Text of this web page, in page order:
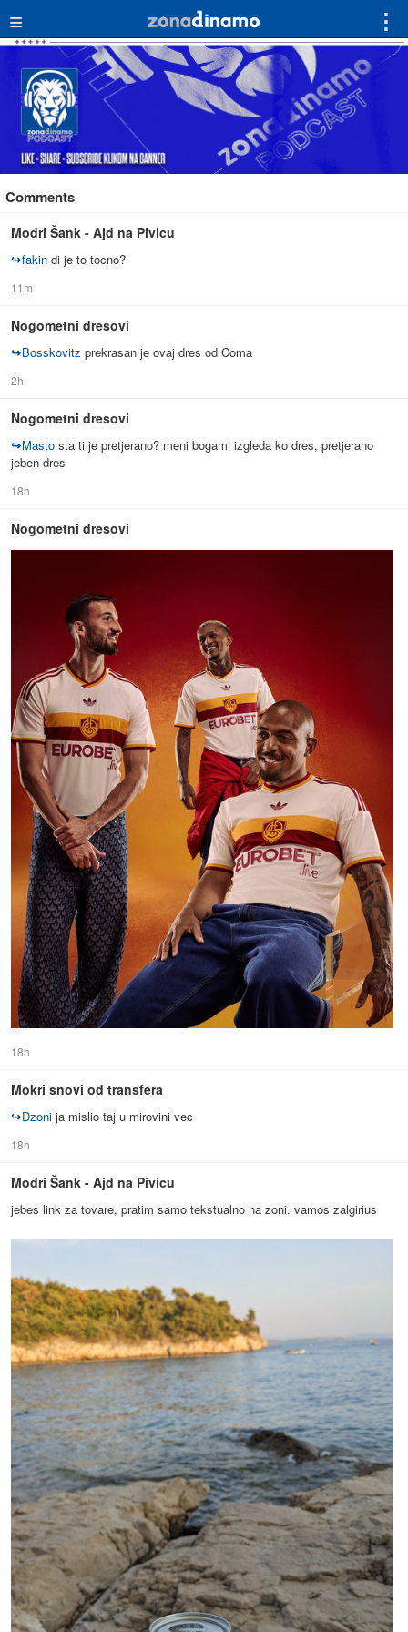
≡ ⋮
Comments
Modri Šank - Ajd na Pivicu
↪fakin di je to tocno?
11m
Nogometni dresovi
↪Bosskovitz prekrasan je ovaj dres od Coma
2h
Nogometni dresovi
↪Masto sta ti je pretjerano? meni bogami izgleda ko dres, pretjerano
jeben dres
18h
Nogometni dresovi
18h
Mokri snovi od transfera
↪Dzoni ja mislio taj u mirovini vec
18h
Modri Šank - Ajd na Pivicu
jebes link za tovare, pratim samo tekstualno na zoni. vamos zalgirius